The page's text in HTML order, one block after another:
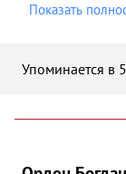
Показать
Упоминается в